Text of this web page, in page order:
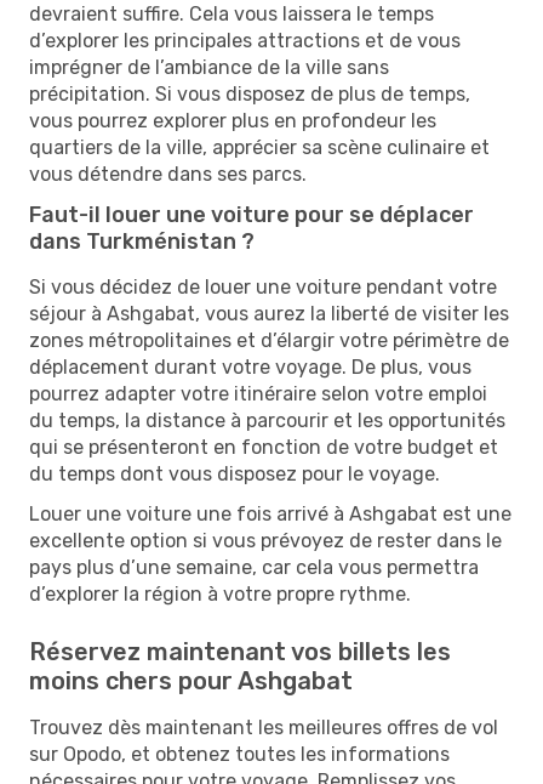
devraient suffire. Cela vous laissera le temps
d’explorer les principales attractions et de vous
imprégner de l’ambiance de la ville sans
précipitation. Si vous disposez de plus de temps,
vous pourrez explorer plus en profondeur les
quartiers de la ville, apprécier sa scène culinaire et
vous détendre dans ses parcs.
Faut-il louer une voiture pour se déplacer
dans Turkménistan ?
Si vous décidez de louer une voiture pendant votre
séjour à Ashgabat, vous aurez la liberté de visiter les
zones métropolitaines et d’élargir votre périmètre de
déplacement durant votre voyage. De plus, vous
pourrez adapter votre itinéraire selon votre emploi
du temps, la distance à parcourir et les opportunités
qui se présenteront en fonction de votre budget et
du temps dont vous disposez pour le voyage.
Louer une voiture une fois arrivé à Ashgabat est une
excellente option si vous prévoyez de rester dans le
pays plus d’une semaine, car cela vous permettra
d’explorer la région à votre propre rythme.
Réservez maintenant vos billets les
moins chers pour Ashgabat
Trouvez dès maintenant les meilleures offres de vol
sur Opodo, et obtenez toutes les informations